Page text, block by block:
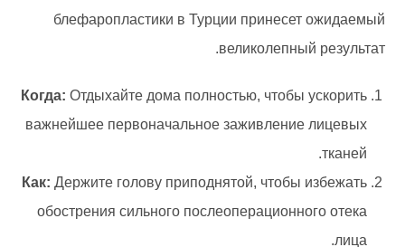
блефаропластики в Турции принесет ожидаемый
великолепный результат.
Когда:Отдыхайте дома полностью, чтобы ускорить
важнейшее первоначальное заживление лицевых
тканей.
Как:Держите голову приподнятой, чтобы избежать
обострения сильного послеоперационного отека
лица.